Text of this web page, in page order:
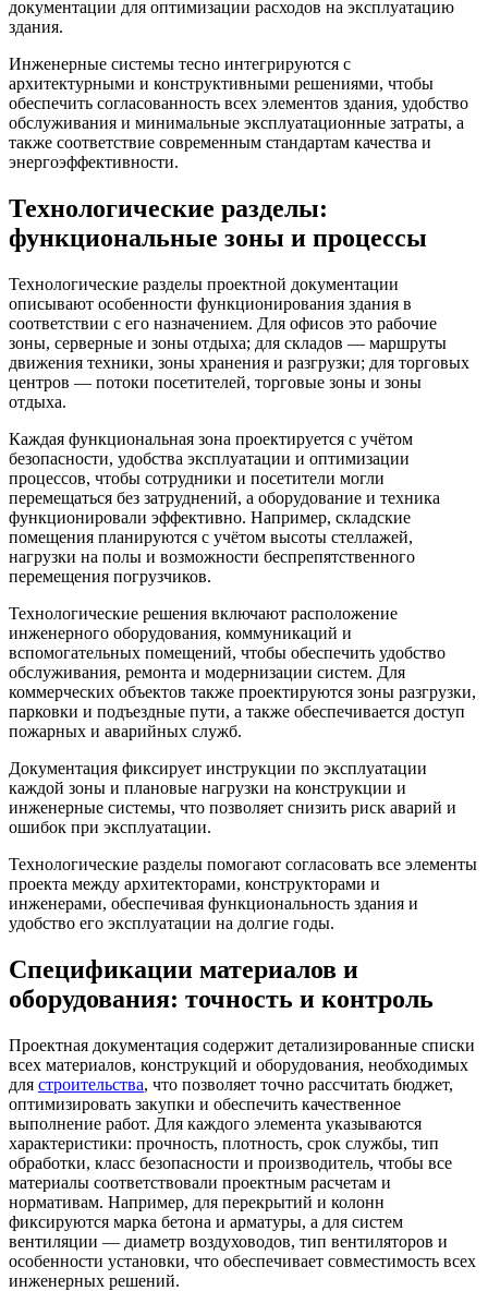
документации для оптимизации расходов на эксплуатацию
здания.
Инженерные системы тесно интегрируются с
архитектурными и конструктивными решениями, чтобы
обеспечить согласованность всех элементов здания, удобство
обслуживания и минимальные эксплуатационные затраты, а
также соответствие современным стандартам качества и
энергоэффективности.
Технологические разделы:
функциональные зоны и процессы
Технологические разделы проектной документации
описывают особенности функционирования здания в
соответствии с его назначением. Для офисов это рабочие
зоны, серверные и зоны отдыха; для складов — маршруты
движения техники, зоны хранения и разгрузки; для торговых
центров — потоки посетителей, торговые зоны и зоны
отдыха.
Каждая функциональная зона проектируется с учётом
безопасности, удобства эксплуатации и оптимизации
процессов, чтобы сотрудники и посетители могли
перемещаться без затруднений, а оборудование и техника
функционировали эффективно. Например, складские
помещения планируются с учётом высоты стеллажей,
нагрузки на полы и возможности беспрепятственного
перемещения погрузчиков.
Технологические решения включают расположение
инженерного оборудования, коммуникаций и
вспомогательных помещений, чтобы обеспечить удобство
обслуживания, ремонта и модернизации систем. Для
коммерческих объектов также проектируются зоны разгрузки,
парковки и подъездные пути, а также обеспечивается доступ
пожарных и аварийных служб.
Документация фиксирует инструкции по эксплуатации
каждой зоны и плановые нагрузки на конструкции и
инженерные системы, что позволяет снизить риск аварий и
ошибок при эксплуатации.
Технологические разделы помогают согласовать все элементы
проекта между архитекторами, конструкторами и
инженерами, обеспечивая функциональность здания и
удобство его эксплуатации на долгие годы.
Спецификации материалов и
оборудования: точность и контроль
Проектная документация содержит детализированные списки
всех материалов, конструкций и оборудования, необходимых
для строительства, что позволяет точно рассчитать бюджет,
оптимизировать закупки и обеспечить качественное
выполнение работ. Для каждого элемента указываются
характеристики: прочность, плотность, срок службы, тип
обработки, класс безопасности и производитель, чтобы все
материалы соответствовали проектным расчетам и
нормативам. Например, для перекрытий и колонн
фиксируются марка бетона и арматуры, а для систем
вентиляции — диаметр воздуховодов, тип вентиляторов и
особенности установки, что обеспечивает совместимость всех
инженерных решений.